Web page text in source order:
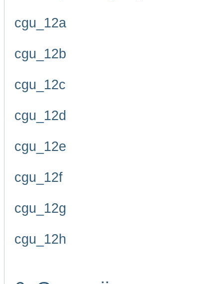
cgu_12a
cgu_12b
cgu_12c
cgu_12d
cgu_12e
cgu_12f
cgu_12g
cgu_12h